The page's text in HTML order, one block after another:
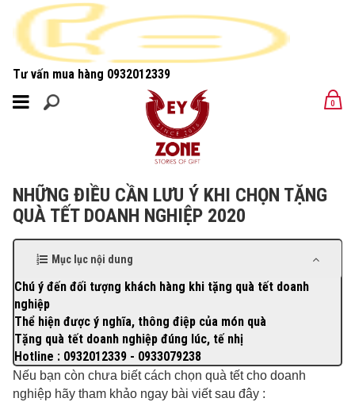
Tư vấn mua hàng 0932012339
MENU 0
NHỮNG ĐIỀU CẦN LƯU Ý KHI CHỌN TẶNG
QUÀ TẾT DOANH NGHIỆP 2020
Mục lục nội dung
Chú ý đến đối tượng khách hàng khi tặng quà tết doanh
nghiệp
Thể hiện được ý nghĩa, thông điệp của món quà
Tặng quà tết doanh nghiệp đúng lúc, tế nhị
Hotline : 0932012339 - 0933079238
Nếu bạn còn chưa biết cách chọn quà tết cho doanh
nghiệp hãy tham khảo ngay bài viết sau đây :